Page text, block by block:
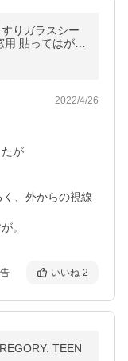
りガラスシー
貼ってはがせ
片飛散防止
2022/4/26
が
、外からの視線
。
いいね 2
TEEN